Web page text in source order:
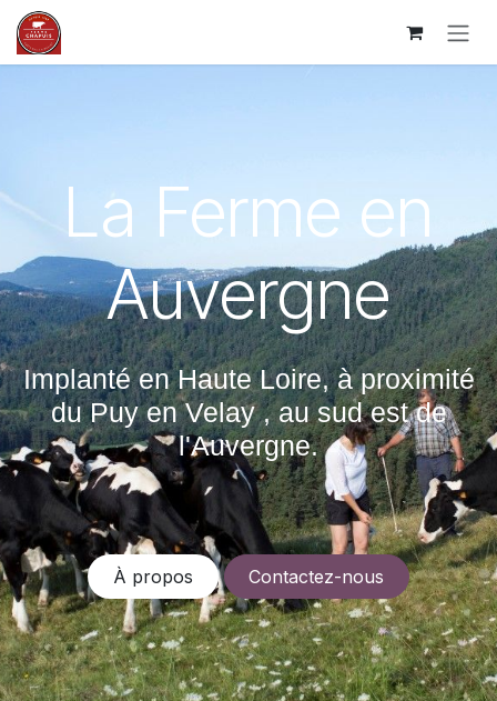
Ir al contenido
La Ferme en
Auvergne
Implanté en Haute Loire, à proximité
du Puy en Velay , au sud est de
l'Auvergne.
À propos Contactez-nous